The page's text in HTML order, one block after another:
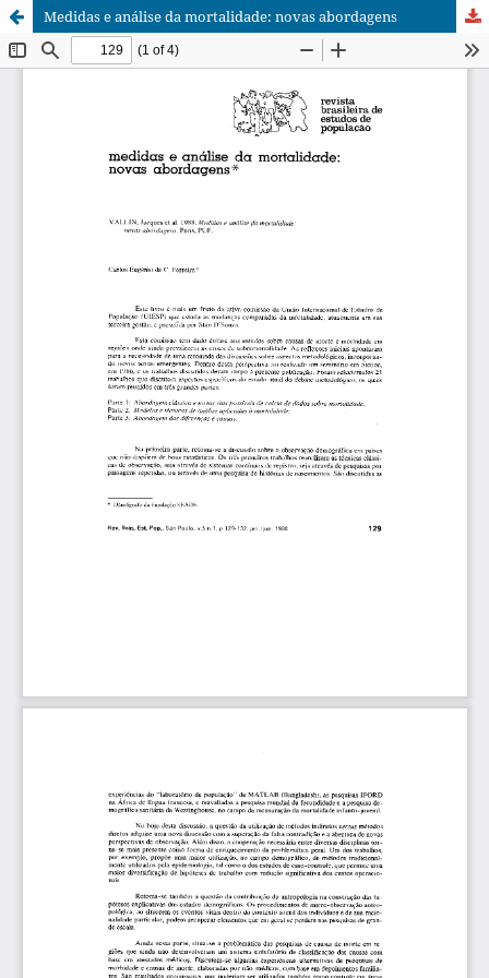
Medidas e análise da mortalidade: novas abordagens